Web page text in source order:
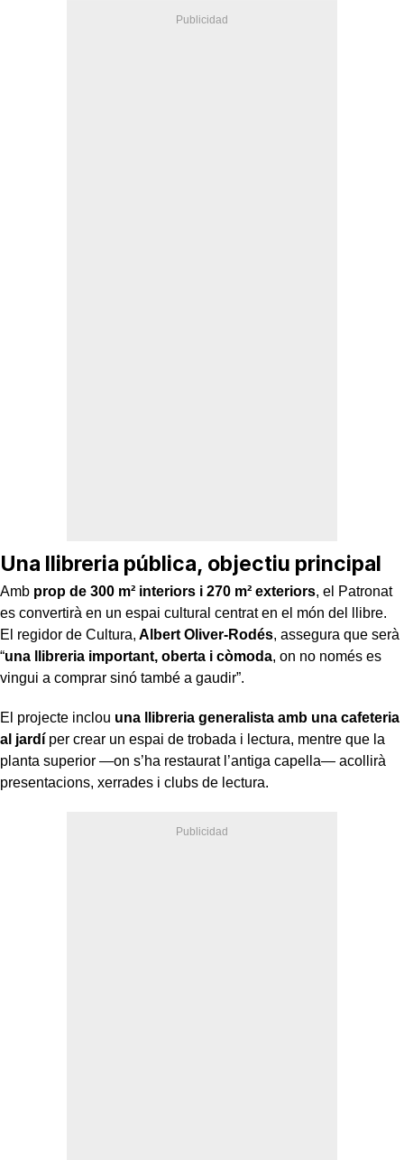
Una llibreria pública, objectiu principal
Amb prop de 300 m² interiors i 270 m² exteriors, el Patronat
es convertirà en un espai cultural centrat en el món del llibre.
El regidor de Cultura, Albert Oliver-Rodés, assegura que serà
“una llibreria important, oberta i còmoda, on no només es
vingui a comprar sinó també a gaudir”.
El projecte inclou una llibreria generalista amb una cafeteria
al jardí per crear un espai de trobada i lectura, mentre que la
planta superior —on s’ha restaurat l’antiga capella— acollirà
presentacions, xerrades i clubs de lectura.